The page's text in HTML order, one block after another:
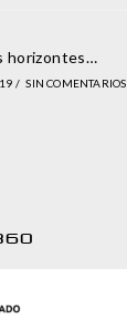
horizontes…
/ SIN COMENTARIOS